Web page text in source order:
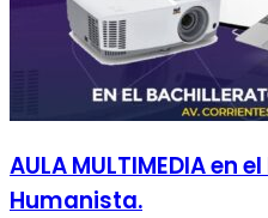
AULA MULTIMEDIA en
Humanista.